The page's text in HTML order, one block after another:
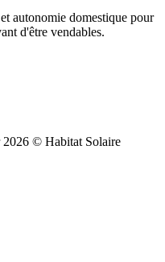
autonomie domestique pour
d'être vendables.
2026 © Habitat Solaire